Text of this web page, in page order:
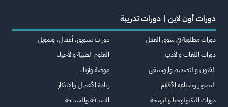
دورات أون لاين | دورات تدريبة
دورات مطلوبة في سوق العمل
دورات اللغات والأدب
الفنون والتصميم والموسيقى
التصوير وصناعة الأفلام
دورات التكنولوجيا والبرمجة
دورات تسويق، أعمال، وتمويل
العلوم الطبية والأحياء
موضة وأزياء
ريادة الأعمال والابتكار
الضيافة والسياحة